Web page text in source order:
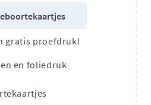
gratis proefdruk!
en foliedruk